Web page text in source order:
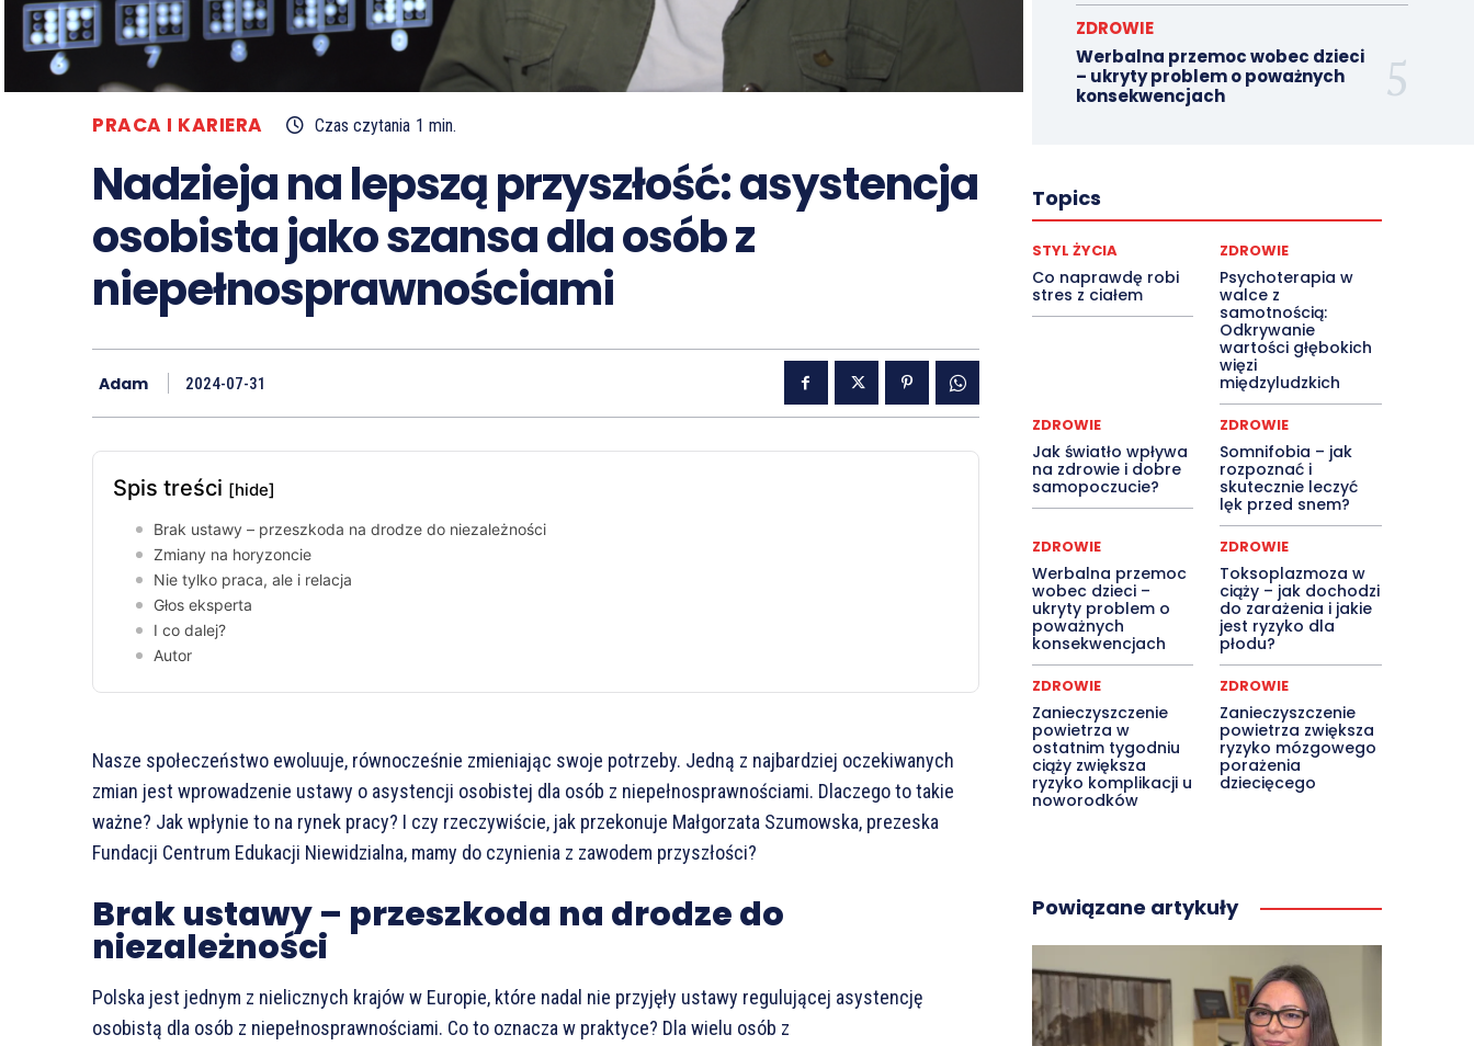
PRACA I KARIERA Czas czytania 1 min.
Nadzieja na lepszą przyszłość: asystencja
osobista jako szansa dla osób z
niepełnosprawnościami
Adam 2024-07-31
Spis treści [hide]
Brak ustawy – przeszkoda na drodze do niezależności
Zmiany na horyzoncie
Nie tylko praca, ale i relacja
Głos eksperta
I co dalej?
Autor
Nasze społeczeństwo ewoluuje, równocześnie zmieniając swoje potrzeby. Jedną z najbardziej oczekiwanych
zmian jest wprowadzenie ustawy o asystencji osobistej dla osób z niepełnosprawnościami. Dlaczego to takie
ważne? Jak wpłynie to na rynek pracy? I czy rzeczywiście, jak przekonuje Małgorzata Szumowska, prezeska
Fundacji Centrum Edukacji Niewidzialna, mamy do czynienia z zawodem przyszłości?
Brak ustawy – przeszkoda na drodze do
niezależności
Polska jest jednym z nielicznych krajów w Europie, które nadal nie przyjęły ustawy regulującej asystencję
osobistą dla osób z niepełnosprawnościami. Co to oznacza w praktyce? Dla wielu osób z
ZDROWIE
Werbalna przemoc wobec dzieci
– ukryty problem o poważnych
konsekwencjach
Topics
STYL ŻYCIA
Co naprawdę robi
stres z ciałem
ZDROWIE
Psychoterapia w
walce z
samotnością:
Odkrywanie
wartości głębokich
więzi
międzyludzkich
ZDROWIE
Jak światło wpływa
na zdrowie i dobre
samopoczucie?
ZDROWIE
Somnifobia – jak
rozpoznać i
skutecznie leczyć
lęk przed snem?
ZDROWIE
Werbalna przemoc
wobec dzieci –
ukryty problem o
poważnych
konsekwencjach
ZDROWIE
Toksoplazmoza w
ciąży – jak dochodzi
do zarażenia i jakie
jest ryzyko dla
płodu?
ZDROWIE
Zanieczyszczenie
powietrza w
ostatnim tygodniu
ciąży zwiększa
ryzyko komplikacji u
noworodków
ZDROWIE
Zanieczyszczenie
powietrza zwiększa
ryzyko mózgowego
porażenia
dziecięcego
Powiązane artykuły